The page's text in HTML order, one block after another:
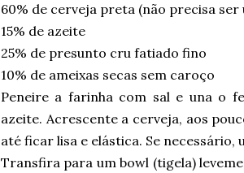
60% de cerveja preta (não precisa
15% de azeite
25% de presunto cru fatiado fino
10% de ameixas secas sem caroço
Peneire a farinha com sal e una o
azeite. Acrescente a cerveja, aos
até ficar lisa e elástica. Se necessário,
Transfira para um bowl (tigela)